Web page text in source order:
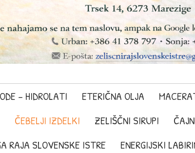
– HIDROLATI ETERIČNA OLJA
ČEBELJI IZDELKI ZELIŠČNI SIRUPI
RAJA SLOVENSKE ISTRE
ENERGIJSKI